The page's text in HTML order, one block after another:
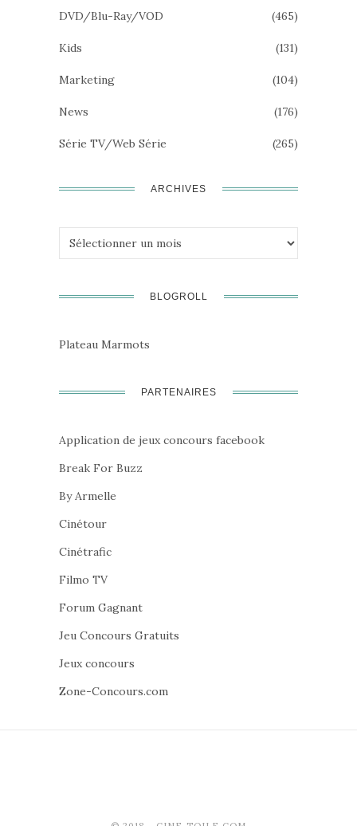
DVD/Blu-Ray/VOD (465)
Kids (131)
Marketing (104)
News (176)
Série TV/Web Série (265)
ARCHIVES
Archives
BLOGROLL
Plateau Marmots
PARTENAIRES
Application de jeux concours facebook
Break For Buzz
By Armelle
Cinétour
Cinétrafic
Filmo TV
Forum Gagnant
Jeu Concours Gratuits
Jeux concours
Zone-Concours.com